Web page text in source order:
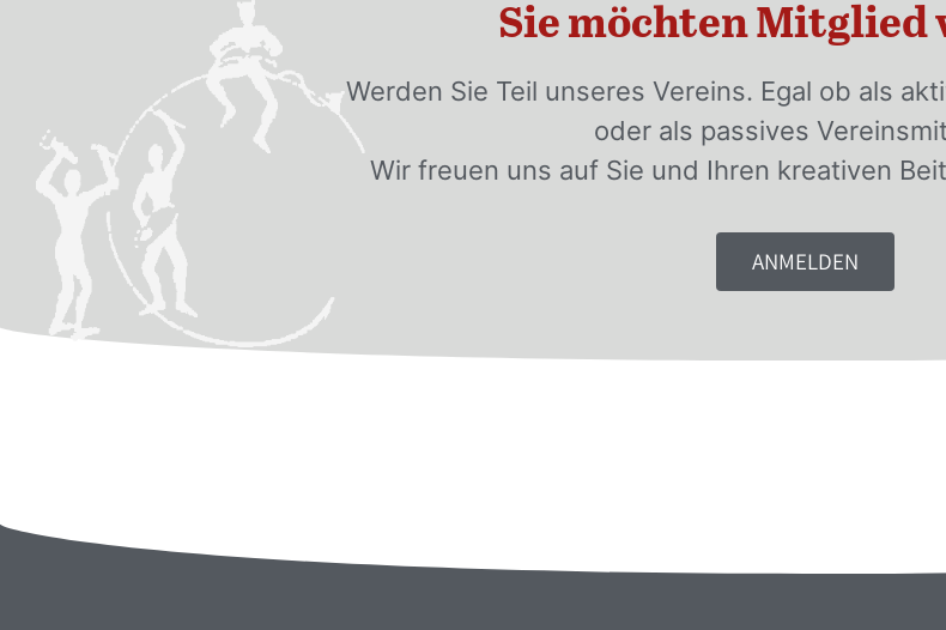
Sie möchten Mitglied
Werden Sie Teil unseres Vereins. Egal ob als
oder als passives
Wir freuen uns auf Sie und Ihren kreativen
ANMELDEN